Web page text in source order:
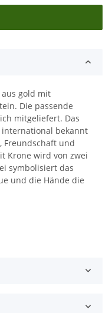
gold mit
Die passende
mitgeliefert. Das
bekannt
Freundschaft und
Krone wird von zwei
symbolisiert das
und die Hände die